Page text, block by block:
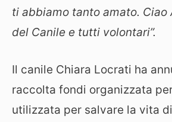
ti abbiamo tanto amato. Ciao
del Canile e tutti volontari”.
Il canile Chiara Locrati ha
raccolta fondi organizzata
utilizzata per salvare la vita